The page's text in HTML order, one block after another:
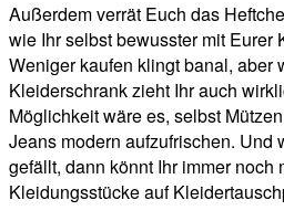
Außerdem verrät Euch das
wie Ihr selbst bewusster mit Eurer
Weniger kaufen klingt banal, aber
Kleiderschrank zieht Ihr auch
Möglichkeit wäre es, selbst
Jeans modern aufzufrischen. Und
gefällt, dann könnt Ihr immer noch
Kleidungsstücke auf